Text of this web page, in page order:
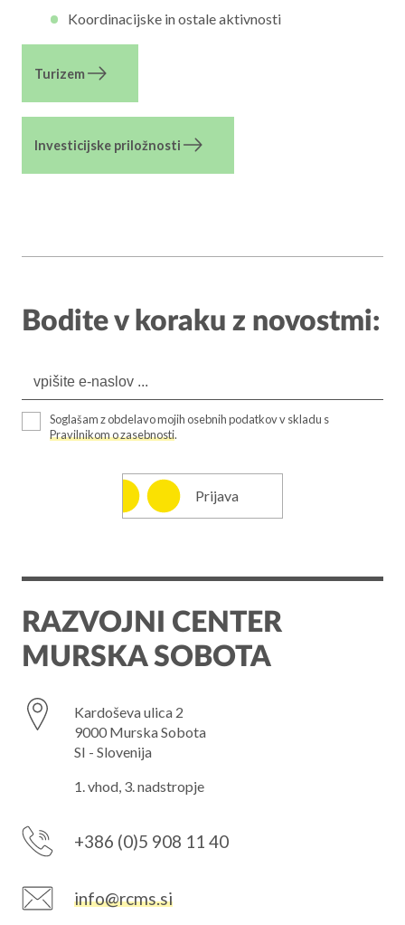
Koordinacijske in ostale aktivnosti
Turizem
Investicijske priložnosti
Bodite v koraku z novostmi:
Soglašam z obdelavo mojih osebnih podatkov v skladu s
Pravilnikom o zasebnosti.
Prijava
RAZVOJNI CENTER
MURSKA SOBOTA
Kardoševa ulica 2
9000 Murska Sobota
SI - Slovenija
1. vhod, 3. nadstropje
+386 (0)5 908 11 40
info@rcms.si